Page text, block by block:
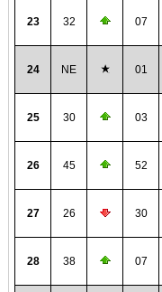
23 32 07
24 NE 01
25 30 03
26 45 52
27 26 30
28 38 07